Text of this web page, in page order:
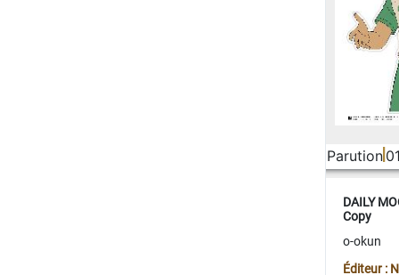
Parution
DAILY
Copy
o-okun
Éditeur :